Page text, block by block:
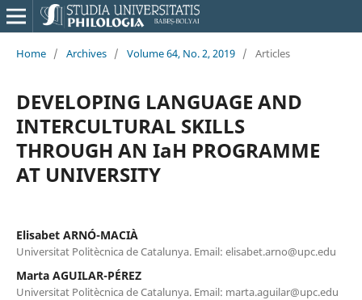
Home / Archives / Volume 64, No. 2, 2019 / Articles
DEVELOPING LANGUAGE AND
INTERCULTURAL SKILLS
THROUGH AN IaH PROGRAMME
AT UNIVERSITY
Elisabet ARNÓ-MACIÀ
Universitat Politècnica de Catalunya. Email: elisabet.arno@upc.edu
Marta AGUILAR-PÉREZ
Universitat Politècnica de Catalunya. Email: marta.aguilar@upc.edu